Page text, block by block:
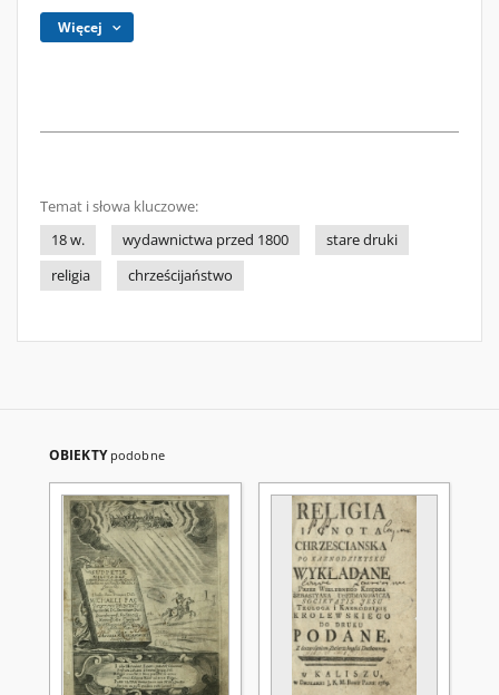
Więcej
Temat i słowa kluczowe:
18 w.
wydawnictwa przed 1800
stare druki
religia
chrześcijaństwo
OBIEKTY podobne